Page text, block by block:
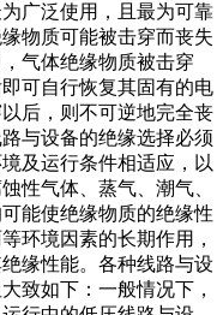
广泛使用，且最为可靠
物质可能被击穿而丧失
气体绝缘物质被击穿
可自行恢复其固有的电
后，则不可逆地完全丧
与设备的绝缘选择必须
及运行条件相适应，以
性气体、蒸气、潮气、
能使绝缘物质的绝缘性
环境因素的长期作用，
缘性能。各种线路与设
致如下：一般情况下，